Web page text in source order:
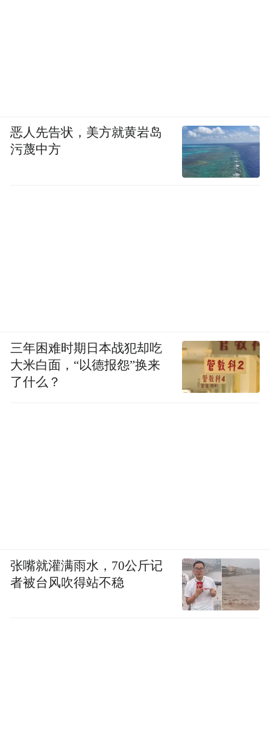
恶人先告状，美方就黄岩岛
污蔑中方
三年困难时期日本战犯却吃
大米白面，“以德报怨”换来
了什么？
张嘴就灌满雨水，70公斤记
者被台风吹得站不稳